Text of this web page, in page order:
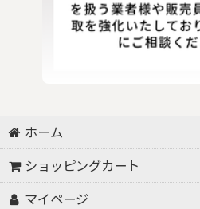
ホーム
ショッピングカート
マイページ